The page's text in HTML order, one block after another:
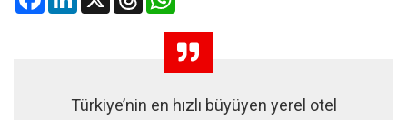
Türkiye’nin en hızlı büyüyen yerel otel